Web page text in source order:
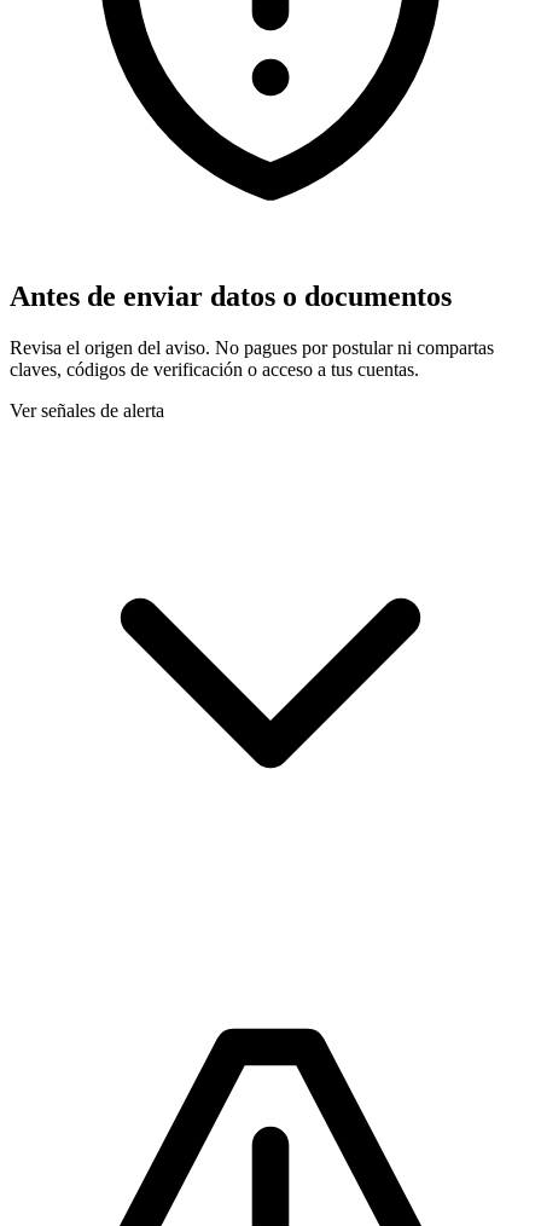
Antes de enviar datos o documentos
Revisa el origen del aviso. No pagues por postular ni compartas
claves, códigos de verificación o acceso a tus cuentas.
Ver señales de alerta